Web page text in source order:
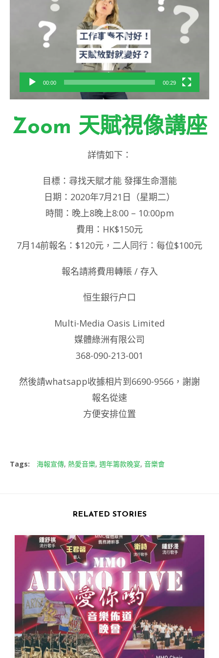
00:00 00:29
Zoom 天賦視像講座
詳情如下：
目標：尋找天賦才能 發揮生命潛能
日期：2020年7月21日（星期二）
時間：晚上8晚上8:00 – 10:00pm
費用：HK$150元
7月14前報名：$120元，二人同行：每位$100元
報名請將費用轉賬 / 存入
恒生銀行户口
Multi-Media Oasis Limited
媒體綠洲有限公司
368-090-213-001
然後請whatsapp收據相片到6690-9566，謝謝
報名從速
方便安排位置
Tags: 海報宣傳, 熱愛音樂, 週年籌款晚宴, 音樂會
RELATED STORIES